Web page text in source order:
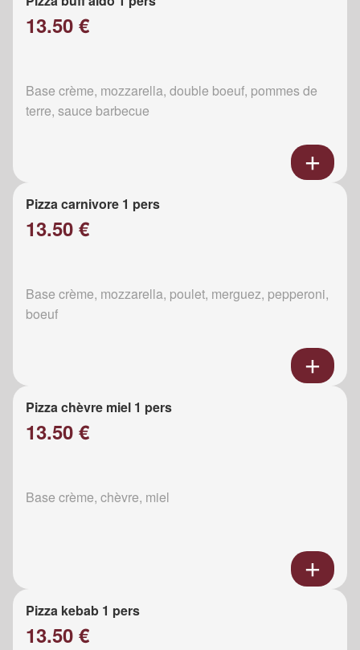
13.50 €
Base crème, mozzarella, double boeuf, pommes de
terre, sauce barbecue
Pizza carnivore 1 pers
13.50 €
Base crème, mozzarella, poulet, merguez, pepperoni,
boeuf
Pizza chèvre miel 1 pers
13.50 €
Base crème, chèvre, miel
Pizza kebab 1 pers
13.50 €